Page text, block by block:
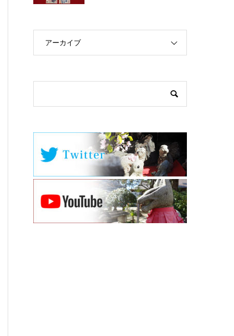
アーカイブ